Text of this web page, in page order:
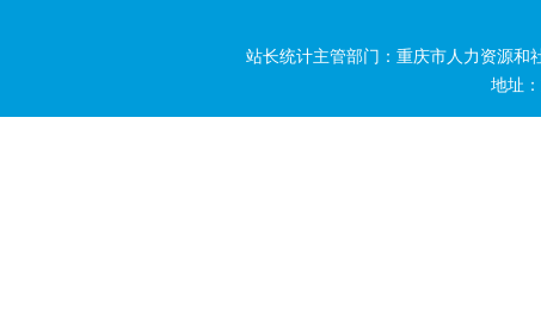
站长统计主管部门：重庆市人力资源和
地址